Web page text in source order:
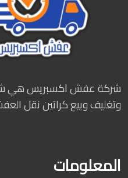
شركة عفش اكسبريس هي
وتغليف وبيع كراتين نقل
المعلومات